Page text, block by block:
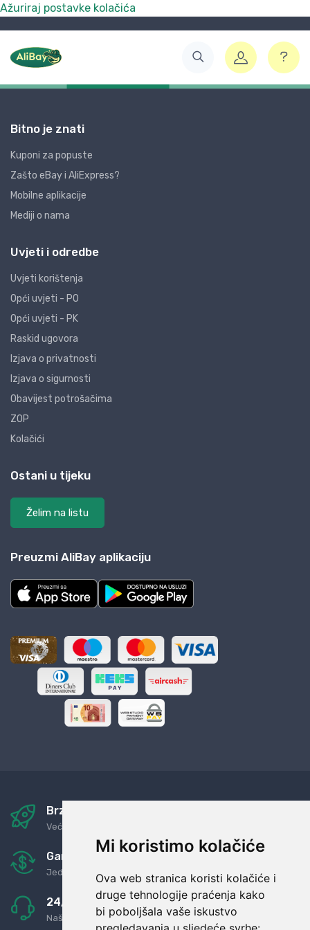
Mi koristimo kolačiće
Ova web stranica koristi kolačiće i
druge tehnologije praćenja kako
bi poboljšala vaše iskustvo
Ažuriraj postavke kolačića
Bitno je znati
Kuponi za popuste
Zašto eBay i AliExpress?
Mobilne aplikacije
Mediji o nama
Uvjeti i odredbe
Uvjeti korištenja
Opći uvjeti - PO
Opći uvjeti - PK
Raskid ugovora
Izjava o privatnosti
Izjava o sigurnosti
Obavijest potrošačima
ZOP
Kolačići
Ostani u tijeku
Želim na listu
Preuzmi AliBay aplikaciju
Brza i sigurna dostava
Već za nekoliko dana kod vas
Garancija u povrat novaca
Jednostavno pravilo: Roba za novac
24/7 odlična podrška
Naši agenti uvijek na raspolaganju